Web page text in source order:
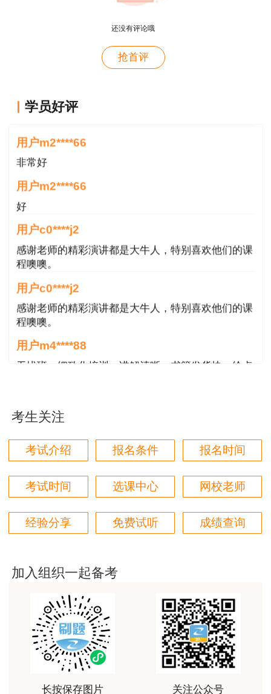
还没有评论哦
抢首评
学员好评
资产评估师就是跟着林老师学的，讲的很好，幽默风
用户zh****zb
用户m2****66
非常好
用户m2****66
好
用户c0****j2
感谢老师的精彩演讲都是大牛人，特别喜欢他们的课
程噢噢。
用户c0****j2
感谢老师的精彩演讲都是大牛人，特别喜欢他们的课
程噢噢。
用户m4****88
无忧班，细致化培训，讲解清晰，书籍发货快，给点
第一次考房估，对比了好几家网校，最终选择了正
保，学习了两个月了，越来越发现讲得是真好，我这
门外汗都能听懂
用户m0****66
原理方法赵占香老师讲得很通俗易懂，节奏刚刚好，
跟着老师有信心学下去。
用户m3****88
用户m1****68
朋友推荐过来的，直接选的网校最好的班，希望一把
用户m0****68
王佑辉老师土估的神
考生关注
考试介绍 报名条件 报名时间
考试时间 选课中心 网校老师
经验分享 免费试听 成绩查询
加入组织一起备考
长按保存图片 关注公众号